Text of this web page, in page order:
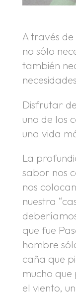
A través
no sólo
también
Disfrutar
uno de los
una vida
La
sabor nos
nos
nuestra
que fue
hombre
caña que
mucho
el viento,